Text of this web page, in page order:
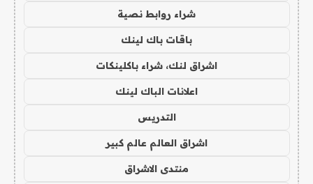
شراء روابط نصية
باقات باك لينك
اشراق لنك، شراء باكلينكات
اعلانات الباك لينك
التدريس
اشراق العالم عالم كبير
منتدى الاشراق